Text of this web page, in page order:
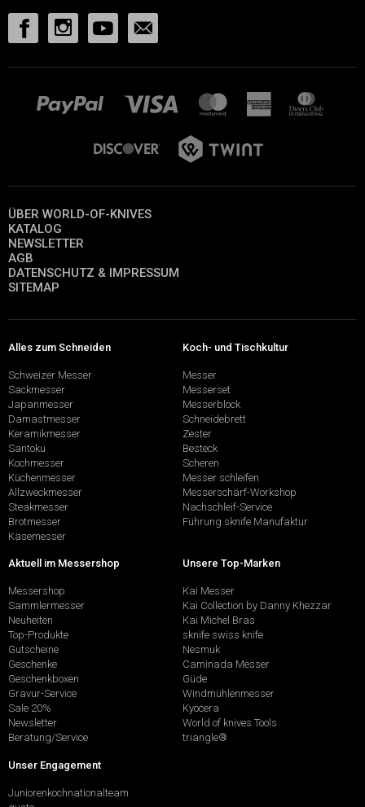
ÜBER WORLD-OF-KNIVES
KATALOG
NEWSLETTER
AGB
DATENSCHUTZ & IMPRESSUM
SITEMAP
Alles zum Schneiden
Schweizer Messer
Sackmesser
Japanmesser
Damastmesser
Keramikmesser
Santoku
Kochmesser
Küchenmesser
Allzweckmesser
Steakmesser
Brotmesser
Käsemesser
Koch- und Tischkultur
Messer
Messerset
Messerblock
Schneidebrett
Zester
Besteck
Scheren
Messer schleifen
Messerschärf-Workshop
Nachschleif-Service
Führung sknife Manufaktur
Aktuell im Messershop
Messershop
Sammlermesser
Neuheiten
Top-Produkte
Gutscheine
Geschenke
Geschenkboxen
Gravur-Service
Sale 20%
Newsletter
Beratung/Service
Unsere Top-Marken
Kai Messer
Kai Collection by Danny Khezzar
Kai Michel Bras
sknife swiss knife
Nesmuk
Caminada Messer
Güde
Windmühlenmesser
Kyocera
World of knives Tools
triangle®
Unser Engagement
Juniorenkochnationalteam